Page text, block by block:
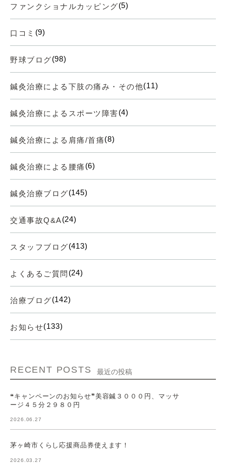
ファンクショナルカッピング(5)
口コミ (9)
野球ブログ(98)
鍼灸治療による下肢の痛み・その他(11)
鍼灸治療によるスポーツ障害(4)
鍼灸治療による肩痛/首痛(8)
鍼灸治療による腰痛 (6)
鍼灸治療ブログ(145)
交通事故Q&A(24)
スタッフブログ(413)
よくあるご質問 (24)
治療ブログ(142)
お知らせ(133)
RECENT POSTS 最近の投稿
❝キャンペーンのお知らせ❞美容鍼３０００円、マッサ
ージ４５分２９８０円
2026.06.27
茅ヶ崎市くらし応援商品券使えます！
2026.03.27